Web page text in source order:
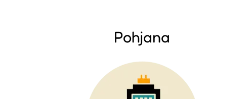
Pohjana